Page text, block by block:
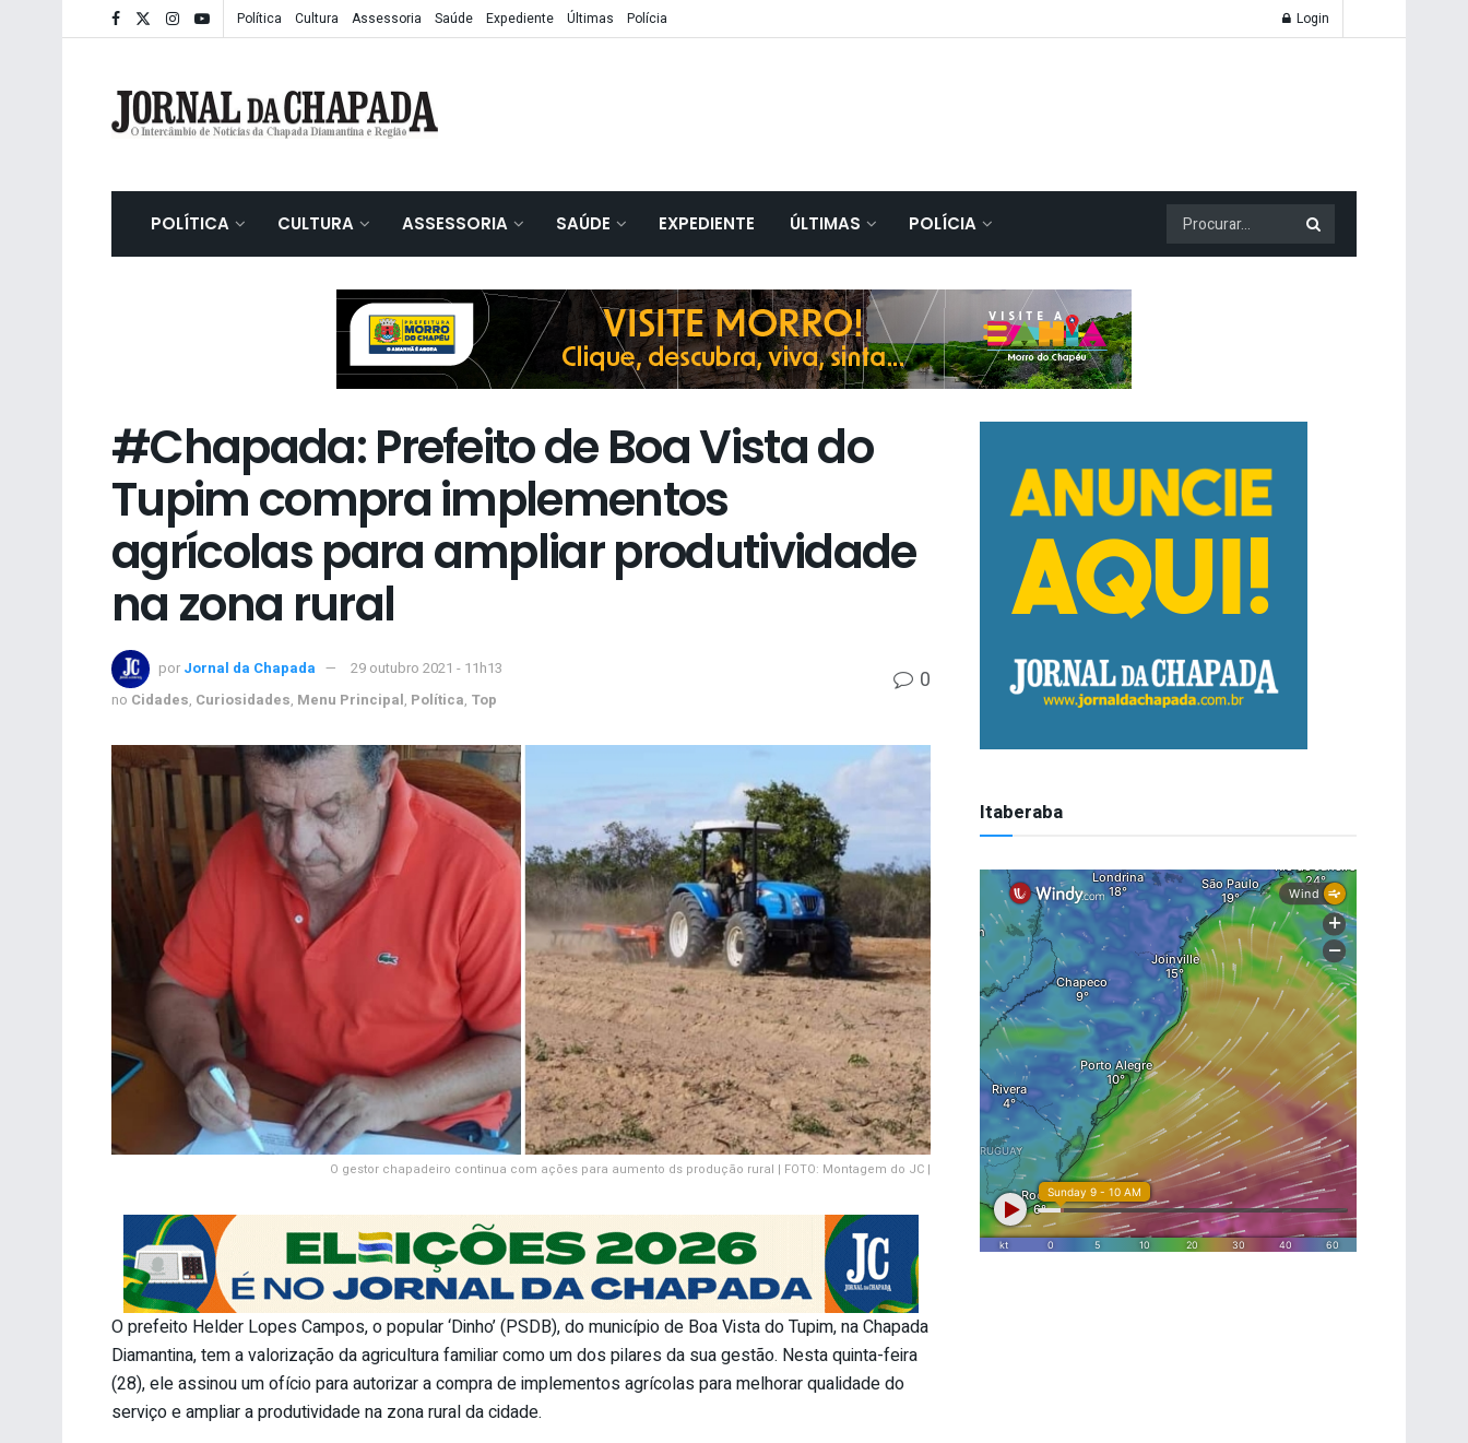
Política Cultura Assessoria Saúde Expediente Últimas Polícia Login
POLÍTICA CULTURA ASSESSORIA SAÚDE EXPEDIENTE ÚLTIMAS POLÍCIA
#Chapada: Prefeito de Boa Vista do
Tupim compra implementos
agrícolas para ampliar produtividade
na zona rural
por Jornal da Chapada
29 outubro 2021 - 11h13
no Cidades, Curiosidades, Menu Principal, Política, Top
0
O gestor chapadeiro continua com ações para aumento ds produção rural | FOTO: Montagem do JC |
O prefeito Helder Lopes Campos, o popular ‘Dinho’ (PSDB), do município de Boa Vista do Tupim, na Chapada
Diamantina, tem a valorização da agricultura familiar como um dos pilares da sua gestão. Nesta quinta-feira
(28), ele assinou um ofício para autorizar a compra de implementos agrícolas para melhorar qualidade do
serviço e ampliar a produtividade na zona rural da cidade.
Itaberaba